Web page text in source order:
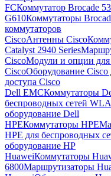
FCКоммутатор Brocade
G610Коммутаторы
коммутаторов
CiscoАнтенны Cisco
Catalyst 2940 Series
CiscoМодули и опции для
CiscoОборудование Cisco
доступа Cisco
Dell EMCКоммутаторы
беспроводных сетей
оборудование Dell
HPEКоммутаторы HPE
HPE для беспроводных
оборудование HP
HuaweiКоммутаторы
6800Маршрутизаторы